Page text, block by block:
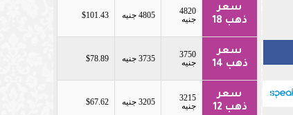
سعر
ذهب 18
4820
جنيه
4805 جنيه $101.43
سعر
ذهب 14
3750
جنيه
3735 جنيه $78.89
سعر
ذهب 12
3215
جنيه
3205 جنيه $67.62